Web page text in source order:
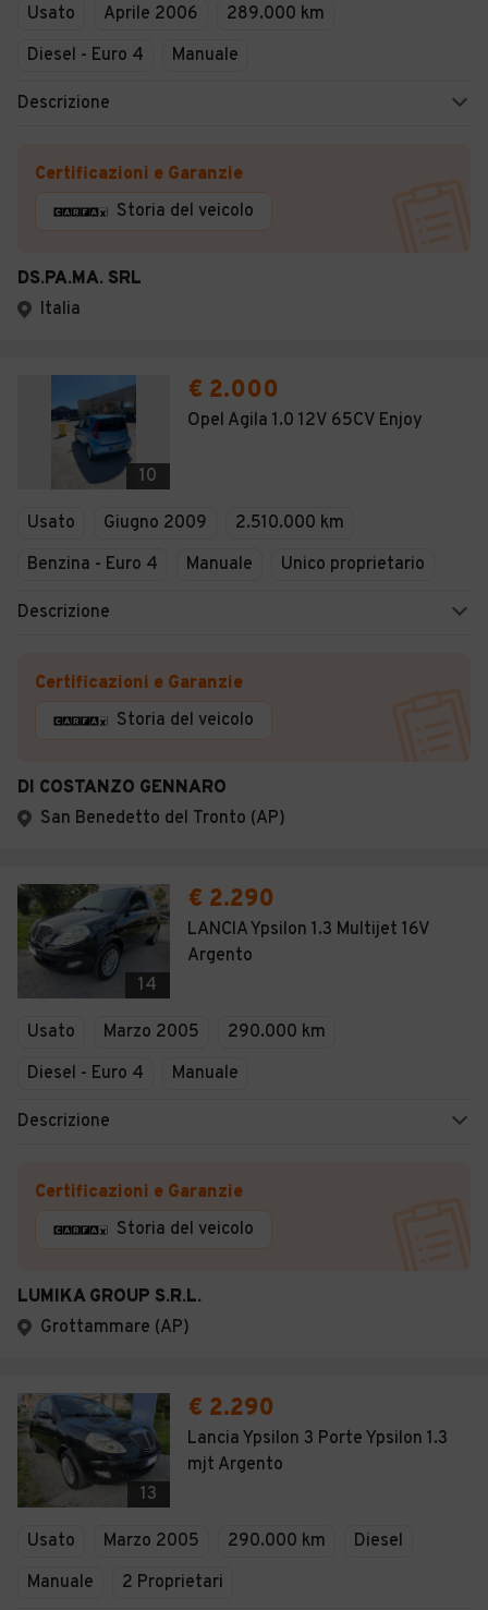
Usato Aprile 2006
289.000 km
Diesel - Euro 4
Manuale
Descrizione
Certificazioni e Garanzie
Storia del veicolo
DS.PA.MA. SRL
Italia
10
€ 2.000
Opel Agila 1.0 12V 65CV Enjoy
Usato Giugno 2009
2.510.000 km
Benzina - Euro 4
Manuale Unico proprietario
Descrizione
Certificazioni e Garanzie
Storia del veicolo
DI COSTANZO GENNARO
San Benedetto del Tronto (AP)
14
€ 2.290
LANCIA Ypsilon 1.3 Multijet 16V
Argento
Usato Marzo 2005
290.000 km
Diesel - Euro 4
Manuale
Descrizione
Certificazioni e Garanzie
Storia del veicolo
LUMIKA GROUP S.R.L.
Grottammare (AP)
13
€ 2.290
Lancia Ypsilon 3 Porte Ypsilon 1.3
mjt Argento
Usato Marzo 2005 290.000 km
Diesel
Manuale
2 Proprietari